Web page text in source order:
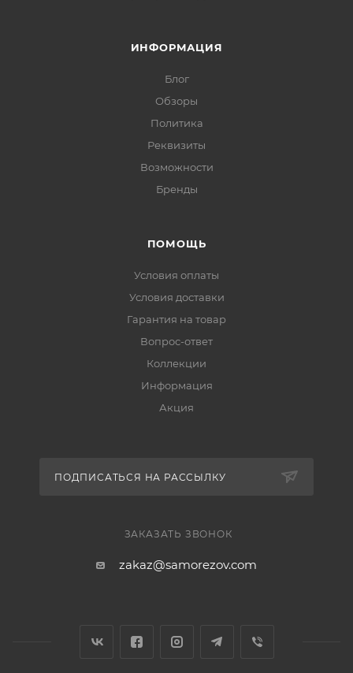
ИНФОРМАЦИЯ
Блог
Обзоры
Политика
Реквизиты
Возможности
Бренды
ПОМОЩЬ
Условия оплаты
Условия доставки
Гарантия на товар
Вопрос-ответ
Коллекции
Информация
Акция
ПОДПИСАТЬСЯ НА РАССЫЛКУ
ЗАКАЗАТЬ ЗВОНОК
zakaz@samorezov.com